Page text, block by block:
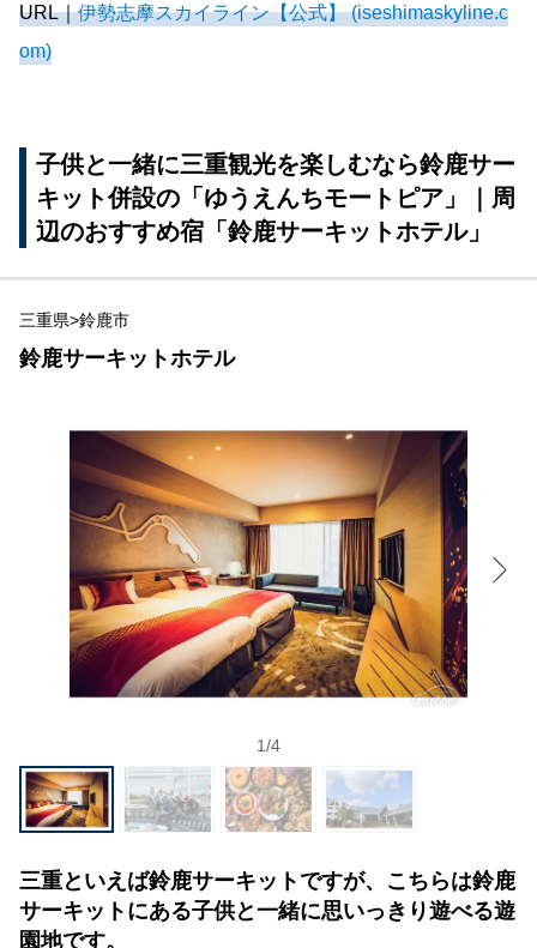
URL｜伊勢志摩スカイライン【公式】 (iseshimaskyline.c
om)
子供と一緒に三重観光を楽しむなら鈴鹿サー
キット併設の「ゆうえんちモートピア」｜周
辺のおすすめ宿「鈴鹿サーキットホテル」
三重県>鈴鹿市
鈴鹿サーキットホテル
1/4
三重といえば鈴鹿サーキットですが、こちらは鈴鹿
サーキットにある子供と一緒に思いっきり遊べる遊
園地です。